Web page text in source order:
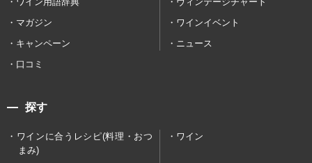
マガジン
ワインイベント
キャンペーン
ニュース
口コミ
探す
ワインに合うレシピ(料理・おつ
まみ)
ワイン